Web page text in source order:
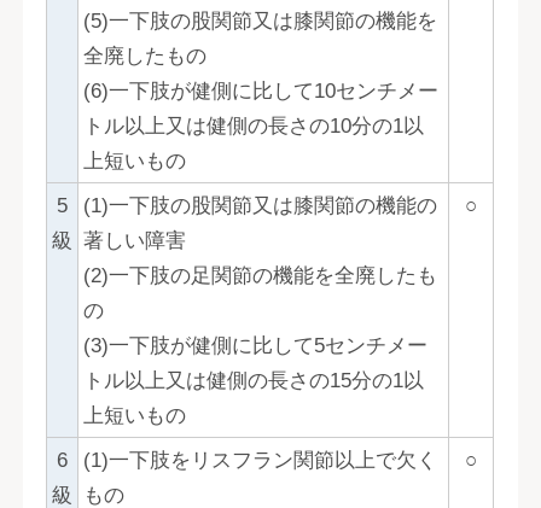
(5)一下肢の股関節又は膝関節の機能を
全廃したもの
(6)一下肢が健側に比して10センチメー
トル以上又は健側の長さの10分の1以
上短いもの
5
級
(1)一下肢の股関節又は膝関節の機能の
著しい障害
(2)一下肢の足関節の機能を全廃したも
の
(3)一下肢が健側に比して5センチメー
トル以上又は健側の長さの15分の1以
上短いもの
○
6
級
(1)一下肢をリスフラン関節以上で欠く
もの
○